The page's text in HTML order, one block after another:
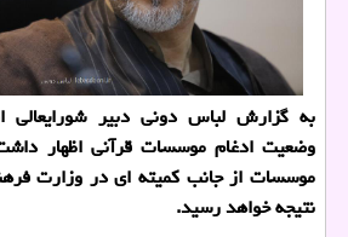
به گزارش لباس دونی دبیر شورایعالی
وضعیت ادغام موسسات قرآنی اظهار
موسسات از جانب كمیته ای در وزارت
نتیجه خواهد رسید.